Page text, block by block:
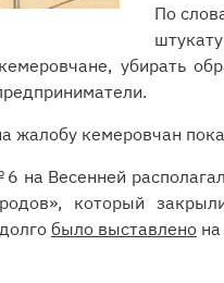
По
убирать
жалобу кемеровчан
на Весенней
который
было выставлено